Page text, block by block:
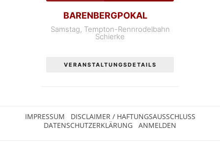
BARENBERGPOKAL
Samstag, Tempton-Rennrodelbahn
Schierke
VERANSTALTUNGSDETAILS
IMPRESSUM
DISCLAIMER / HAFTUNGSAUSSCHLUSS
DATENSCHUTZERKLÄRUNG
ANMELDEN